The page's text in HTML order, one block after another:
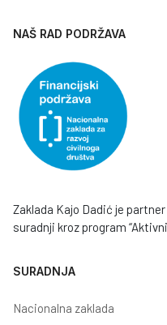
NAŠ RAD PODRŽAVA
Zaklada Kajo Dadić je
suradnji kroz program “Aktivni
SURADNJA
Nacionalna zaklada